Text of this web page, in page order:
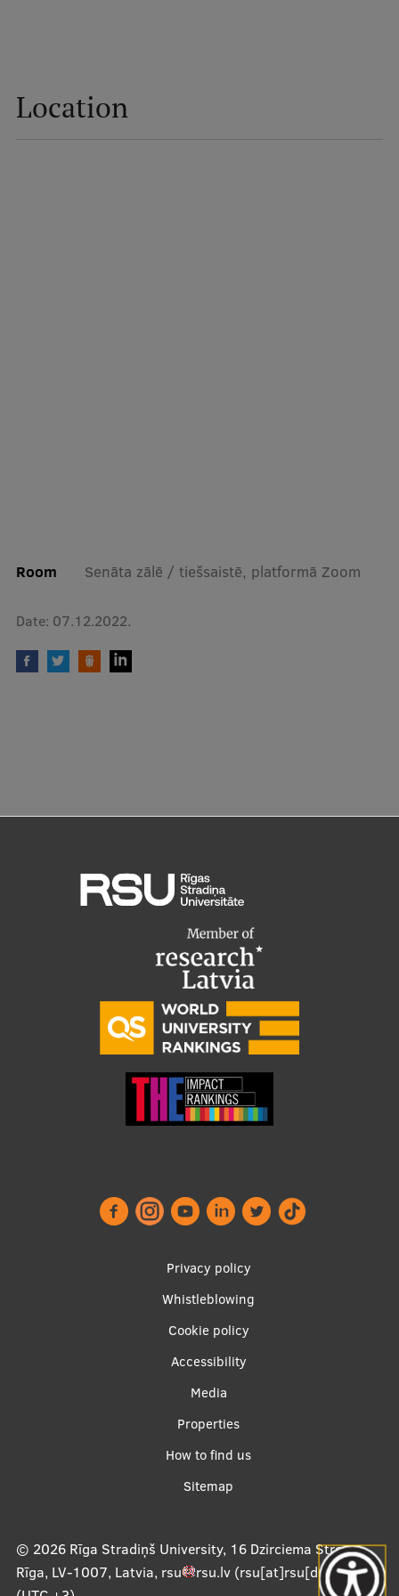
Location
Room Senāta zālē / tiešsaistē, platformā Zoom
Date: 07.12.2022.
Privacy policy
Whistleblowing
Cookie policy
Accessibility
Media
Properties
How to find us
Sitemap
© 2026 Rīga Stradiņš University, 16 Dzirciema Street,
Rīga, LV-1007, Latvia, rsu rsu.lv(rsu[at]rsu[dot]lv),